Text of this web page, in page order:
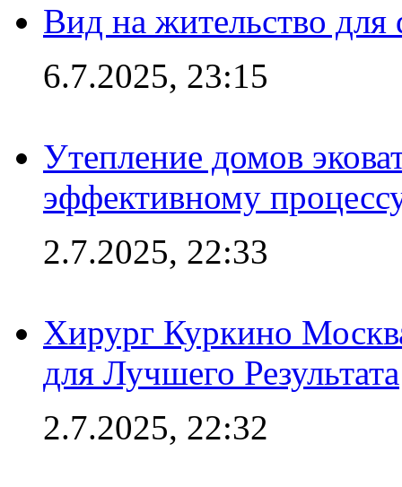
Вид на жительство
6.7.2025, 23:15
Утепление домов
эффективному
2.7.2025, 22:33
Хирург Куркино
для Лучшего Результата
2.7.2025, 22:32